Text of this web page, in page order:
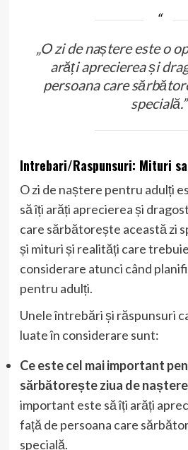
„O zi de naștere este o
arăți aprecierea și
persoana care
specială.”
Intrebari/Raspunsuri: Mituri
O zi de naștere pentru adulți
să îți arăți aprecierea și
care sărbătorește această zi
și mituri și realități care
considerare atunci când
pentru adulți.
Unele întrebări și răspunsuri
luate în considerare sunt:
Ce este cel mai important
sărbătorește ziua de
important este să îți arăți
față de persoana care
specială.